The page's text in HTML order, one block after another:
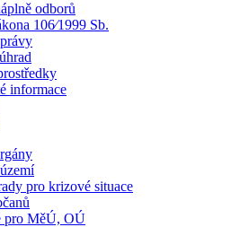
odborů
106⁄1999 Sb.
informace
pro krizové situace
pro MěÚ, OÚ